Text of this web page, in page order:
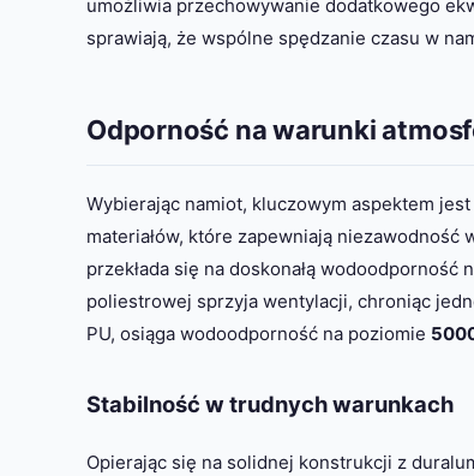
umożliwia przechowywanie dodatkowego
sprawiają, że wspólne spędzanie czasu w
Odporność na warunki
Wybierając namiot, kluczowym aspektem
materiałów, które zapewniają niezawodność
przekłada się na doskonałą wodoodporność
poliestrowej sprzyja wentylacji, chroniąc
PU, osiąga wodoodporność na poziomie
Stabilność w trudnych warunkach
Opierając się na solidnej konstrukcji z